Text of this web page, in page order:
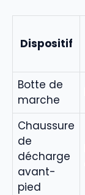
Dispositif
Botte de
marche
Chaussure
de
décharge
avant-
pied